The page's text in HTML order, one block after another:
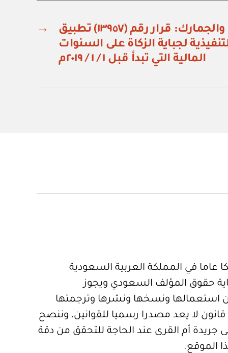
→
هيئة الزكاة والضريبة والجمارك: قرار رقم (١٣٩٥٧) تطبيق
لجباية الزكاة على السنوات
المالية التي تبدأ قبل ١ / ١ / ٢٠١٩م
عاما في المملكة العربية السعودية
حقوق المؤلف السعودي ويجوز
ونسخها ونشرها وترجمتها
لا يعد مصدرا رسميا للقوانين، وننصح
جريدة أم القرى عند الحاجة للتحقق من دقة
الموقع.